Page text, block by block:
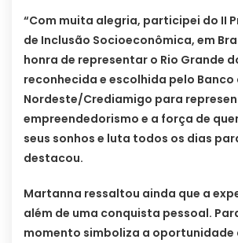
“Com muita alegria, participei do II
de Inclusão Socioeconômica, em
honra de representar o Rio Grande
reconhecida e escolhida pelo Banco
Nordeste/Crediamigo para
empreendedorismo e a força de
seus sonhos e luta todos os dias
destacou.
Martanna ressaltou ainda que a
além de uma conquista pessoal.
momento simboliza a oportunidade